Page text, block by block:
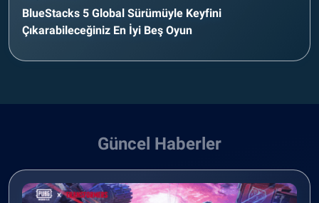
BlueStacks 5 Global Sürümüyle Keyfini
Çıkarabileceğiniz En İyi Beş Oyun
Güncel Haberler